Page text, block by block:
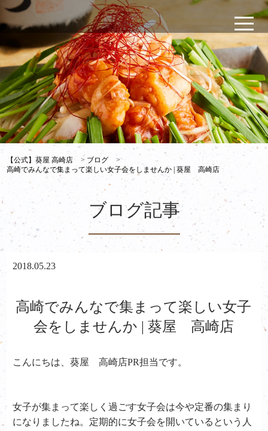
【公式】葵屋 高崎店 > ブログ
>
高崎でみんなで集まって楽しい女子会をしませんか | 葵屋 高崎店
ブログ記事
2018.05.23
高崎でみんなで集まって楽しい女子
会をしませんか | 葵屋 高崎店
こんにちは、葵屋 高崎店PR担当です。
女子が集まって楽しく過ごす女子会は今や定番の集まり
になりましたね。定期的に女子会を開いているという人